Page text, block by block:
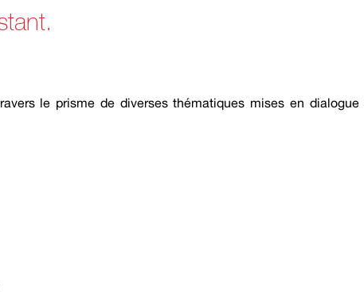
le prisme de diverses thématiques mises en dialogue